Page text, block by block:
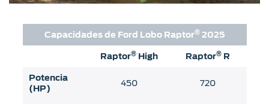
Capacidades de Ford Lobo Raptor® 2025
Raptor® High Raptor®R
Potencia
(HP)
450 720